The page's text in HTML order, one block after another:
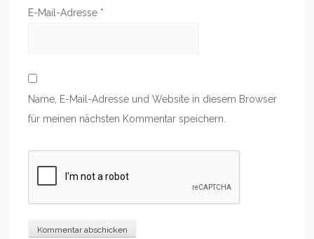
E-Mail-Adresse *
Name, E-Mail-Adresse und Website in diesem Browser
für meinen nächsten Kommentar speichern.